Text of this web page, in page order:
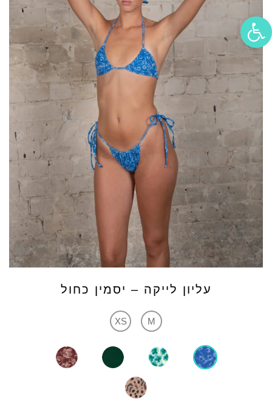
עליון לייקה – יסמין כחול
M
XS
פתח סרגל נגישות